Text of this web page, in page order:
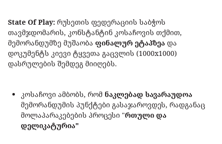
State Of Play: რუსეთის ფედერაციის საბჭოს
თავმჯდომარის, კონსტანტინ კოსაჩოვის თქმით,
მემორანდუმზე მუშაობა ფინალურ ეტაპზეა და
დოკუმენტს კიევი ტყვეთა გაცვლის (1000x1000)
დასრულების შემდეგ მიიღებს.
კოსაჩოვი ამბობს, რომ ნაკლებად სავარაუდოა
მემორანდუმის პუნქტები გასაჯაროვდეს, რადგანაც
მოლაპარაკებების პროცესი "რთული და
დელიკატურია"